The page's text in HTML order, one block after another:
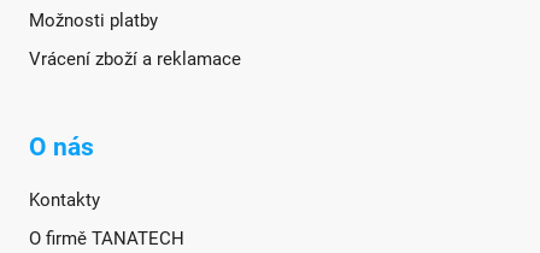
Možnosti platby
Vrácení zboží a reklamace
O nás
Kontakty
O firmě TANATECH